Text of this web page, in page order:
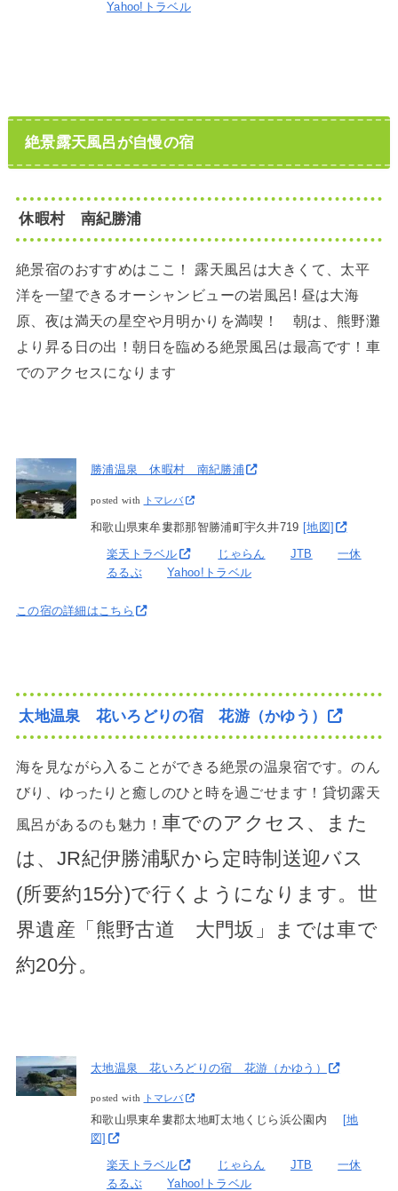
Yahoo!トラベル
絶景露天風呂が自慢の宿
休暇村 南紀勝浦
絶景宿のおすすめはここ！ 露天風呂は大きくて、太平
洋を一望できるオーシャンビューの岩風呂! 昼は大海
原、夜は満天の星空や月明かりを満喫！ 朝は、熊野灘
より昇る日の出！朝日を臨める絶景風呂は最高です！車
でのアクセスになります
勝浦温泉 休暇村 南紀勝浦
posted with トマレバ
和歌山県東牟婁郡那智勝浦町宇久井719 [地図]
楽天トラベル じゃらん JTB
一休
るるぶ
Yahoo!トラベル
この宿の詳細はこちら
太地温泉 花いろどりの宿 花游（かゆう）
海を見ながら入ることができる絶景の温泉宿です。のん
びり、ゆったりと癒しのひと時を過ごせます！貸切露天
風呂があるのも魅力！車でのアクセス、また
は、JR紀伊勝浦駅から定時制送迎バス
(所要約15分)で行くようになります。世
界遺産「熊野古道 大門坂」までは車で
約20分。
太地温泉 花いろどりの宿 花游（かゆう）
posted with トマレバ
和歌山県東牟婁郡太地町太地くじら浜公園内
[地
図]
楽天トラベル じゃらん JTB
一休
るるぶ
Yahoo!トラベル